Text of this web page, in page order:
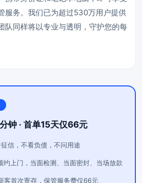
服务。我们已为超过530万用户提供
队同样将以专业与透明，守护您的每
钟 · 首单15天仅66元
征信，不看负债，不问用途
约上门，当面检测、当面密封、当场放款
客首次寄存，保管服务费仅66元